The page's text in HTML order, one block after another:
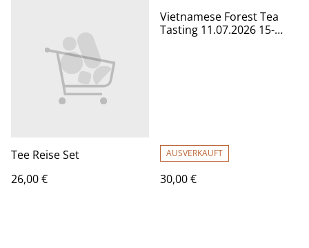
Tee Reise Set
26,00 €
Vietnamese Forest Tea
Tasting 11.07.2026 15-
AUSVERKAUFT
30,00 €